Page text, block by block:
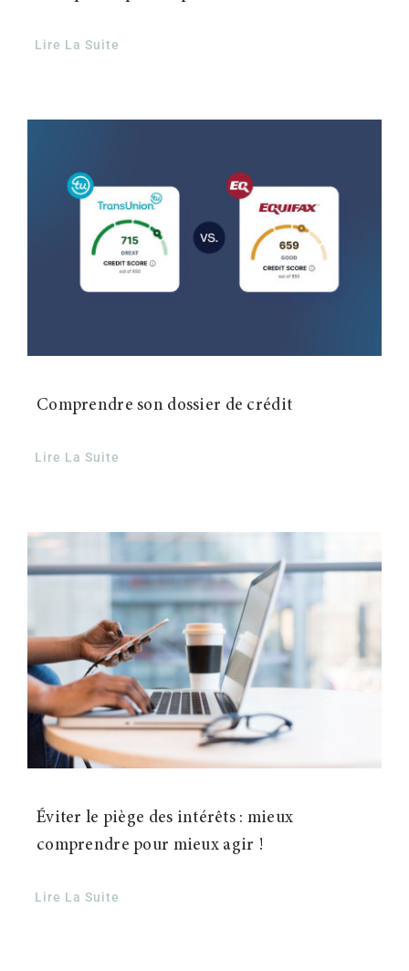
Lire La Suite
Comprendre son dossier de crédit
Lire La Suite
Éviter le piège des intérêts : mieux
comprendre pour mieux agir !
Lire La Suite